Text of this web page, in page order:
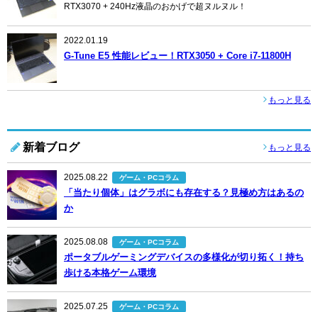
RTX3070 + 240Hz液晶のおかげで超ヌルヌル！
2022.01.19
G-Tune E5 性能レビュー！RTX3050 + Core i7-11800H
もっと見る
新着ブログ もっと見る
2025.08.22 ゲーム・PCコラム
「当たり個体」はグラボにも存在する？見極め方はあるの
か
2025.08.08 ゲーム・PCコラム
ポータブルゲーミングデバイスの多様化が切り拓く！持ち
歩ける本格ゲーム環境
2025.07.25 ゲーム・PCコラム